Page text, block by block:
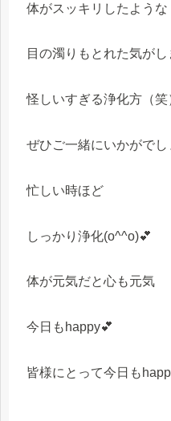
体がスッキリしたような
目の濁りもとれた気がし
怪しいすぎる浄化方（笑
ぜひご一緒にいかがでし
忙しい時ほど
しっかり浄化(o^^o)💕
体が元気だと心も元気
今日もhappy💕
皆様にとって今日も